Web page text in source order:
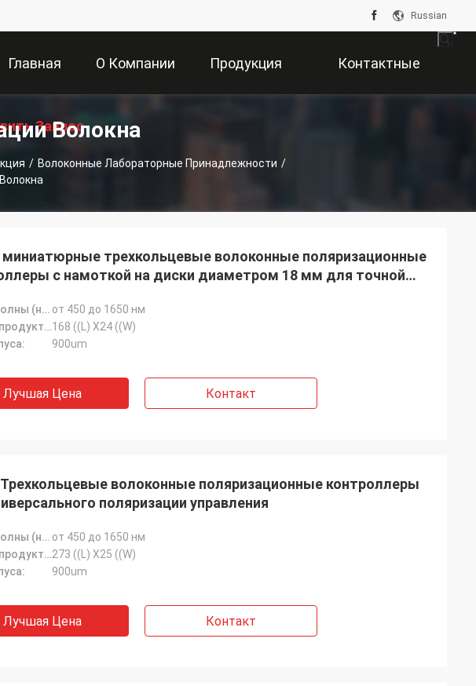
Russian
Главная О Компании Продукция Контактные
Данные
Запрос
Волокна
/ Волоконные Лабораторные Принадлежности /
трехкольцевые волоконные поляризационные
с намоткой на диски диаметром 18 мм для точной
Длина волны (нм): от 450 до 1650 нм
Размер продукта:168 ((L) X24 ((W)
900um
Лучшая Цена Контакт
волоконные поляризационные контроллеры
поляризации управления
Длина волны (нм): от 450 до 1650 нм
Размер продукта:273 ((L) X25 ((W)
900um
Лучшая Цена Контакт